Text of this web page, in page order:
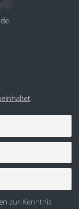
.
zur Kenntnis